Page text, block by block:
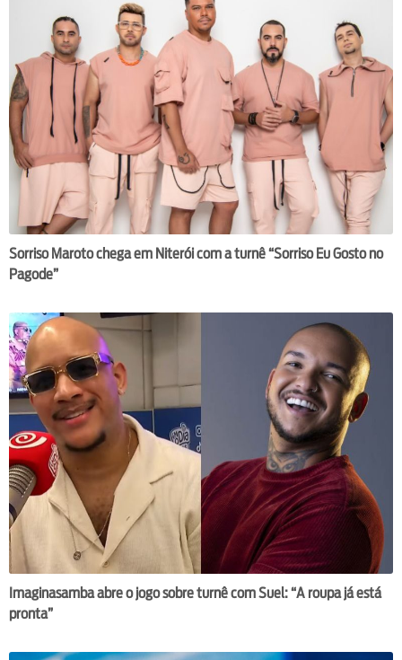
Sorriso Maroto chega em Niterói com a turnê “Sorriso Eu Gosto no
Pagode”
Imaginasamba abre o jogo sobre turnê com Suel: “A roupa já está
pronta”